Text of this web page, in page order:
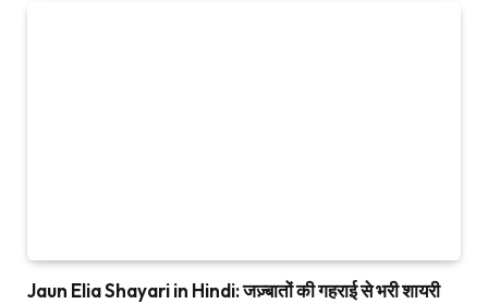
Jaun Elia Shayari in Hindi: जज़्बातों की गहराई से भरी शायरी